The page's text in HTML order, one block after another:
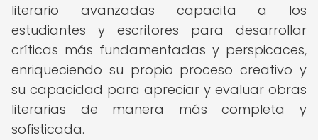
literario avanzadas capacita a los
estudiantes y escritores para desarrollar
críticas más fundamentadas y perspicaces,
enriqueciendo su propio proceso creativo y
su capacidad para apreciar y evaluar obras
literarias de manera más completa y
sofisticada.